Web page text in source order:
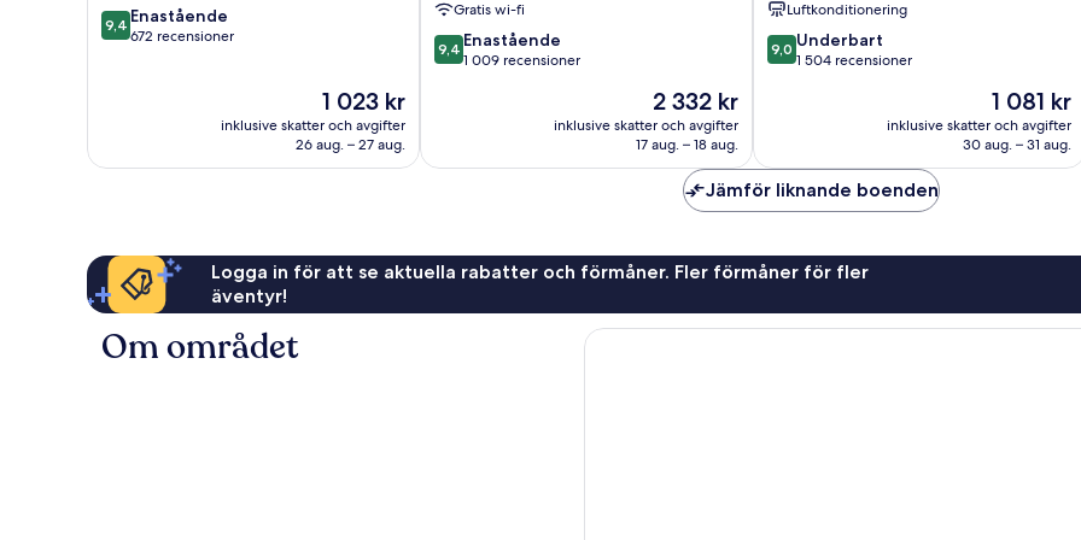
Novella
9.4
av
9,4 Enastående
672 recensioner
Priset
är
1 023 kr
1 023 kr
inklusive skatter och avgifter
26 aug. – 27 aug.
historiska
centrum
Gratis wi-fi
9.4
av
1 009 recensioner
9,4 Enastående
1 009 recensioner
Priset
är
2 332 kr
2 332 kr
inklusive skatter och avgifter
17 aug. – 18 aug.
Luftkonditionering
9.0
av
1 504 recensioner
9,0 Underbart
1 504 recensioner
Priset
är
1 081 kr
1 081 kr
inklusive skatter och avgifter
30 aug. – 31 aug.
Jämför liknande boenden
Logga in för att se aktuella rabatter och förmåner. Fler förmåner för fler
äventyr!
Om området